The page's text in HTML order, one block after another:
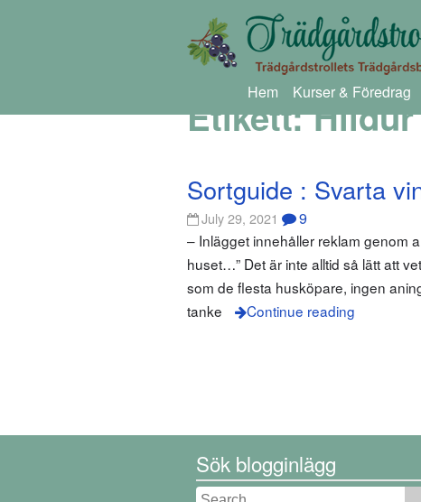
Hem Kurser & Föredrag
Etikett:Hildur
Sortguide : Svarta
July 29, 2021 9
– Inlägget innehåller reklam genom
huset…” Det är inte alltid så lätt att
som de flesta husköpare, ingen
tanke
Continue reading
Sök blogginlägg